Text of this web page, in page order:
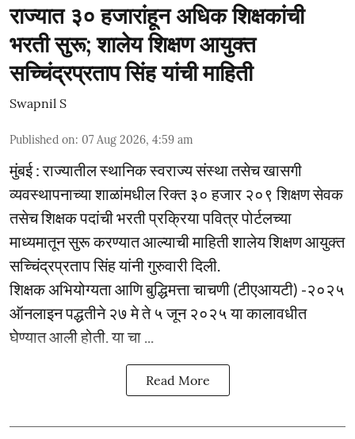
राज्यात ३० हजारांहून अधिक शिक्षकांची
भरती सुरू; शालेय शिक्षण आयुक्त
सच्चिंद्रप्रताप सिंह यांची माहिती
Swapnil S
Published on: 07 Aug 2026, 4:59 am
मुंबई : राज्यातील स्थानिक स्वराज्य संस्था तसेच खासगी
व्यवस्थापनाच्या शाळांमधील रिक्त ३० हजार २०९ शिक्षण सेवक
तसेच शिक्षक पदांची भरती प्रक्रिया पवित्र पोर्टलच्या
माध्यमातून सुरू करण्यात आल्याची माहिती शालेय शिक्षण आयुक्त
सच्चिंद्रप्रताप सिंह यांनी गुरुवारी दिली.
शिक्षक अभियोग्यता आणि बुद्धिमत्ता चाचणी (टीएआयटी) -२०२५
ऑनलाइन पद्धतीने २७ मे ते ५ जून २०२५ या कालावधीत
घेण्यात आली होती. या चा ...
Read More